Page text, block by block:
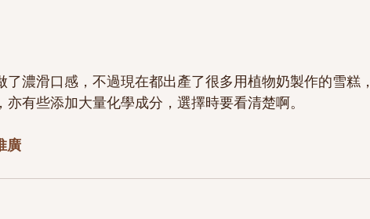
濃滑口感，不過現在都出產了很多用植物奶製作的雪糕，
有些添加大量化學成分，選擇時要看清楚啊。
廣